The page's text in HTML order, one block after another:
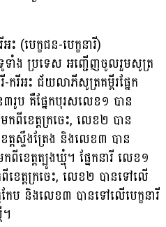
(បេក្ខជន-បេក្ខនារី)
ទាំង ប្រទេស អញ្ជើញចូលរួមសូត្រ
អះ ជ័យលាភីសូត្រគម្ពីរផ្នែក
រូប គឺផ្នែកបុរសលេខ១ បាន
ខេត្តក្រចេះ, លេខ២ បាន
តស្ទឹងត្រែង និងលេខ៣ បាន
េត្តត្បូងឃ្មុំ។ ផ្នែកនារី លេខ១
ខេត្តក្រចេះ, លេខ២ បានទៅលើ
ែប និងលេខ៣ បានទៅលើបេក្ខនារី